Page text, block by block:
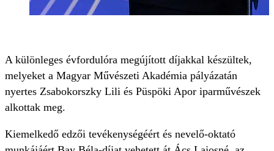
A különleges évfordulóra megújított díjakkal készültek,
melyeket a Magyar Művészeti Akadémia pályázatán
nyertes Zsabokorszky Lili és Püspöki Apor iparművészek
alkottak meg.
Kiemelkedő edzői tevékenységéért és nevelő-oktató